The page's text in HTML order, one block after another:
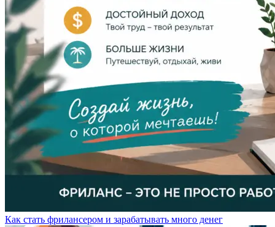
Как стать фрилансером и зарабатывать много денег